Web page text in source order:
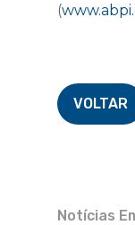
(
VOLTAR
Notícias